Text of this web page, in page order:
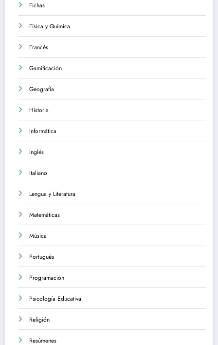
Fichas
Física y Química
Francés
Gamificación
Geografía
Historia
Informática
Inglés
Italiano
Lengua y Literatura
Matemáticas
Música
Portugués
Programación
Psicología Educativa
Religión
Resúmenes